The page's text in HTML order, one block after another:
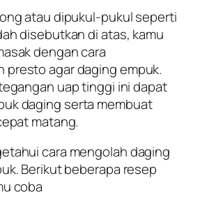
atau dipukul-pukul seperti
disebutkan di atas, kamu
dengan cara
presto agar daging empuk.
uap tinggi ini dapat
daging serta membuat
matang.
cara mengolah daging
Berikut beberapa resep
coba